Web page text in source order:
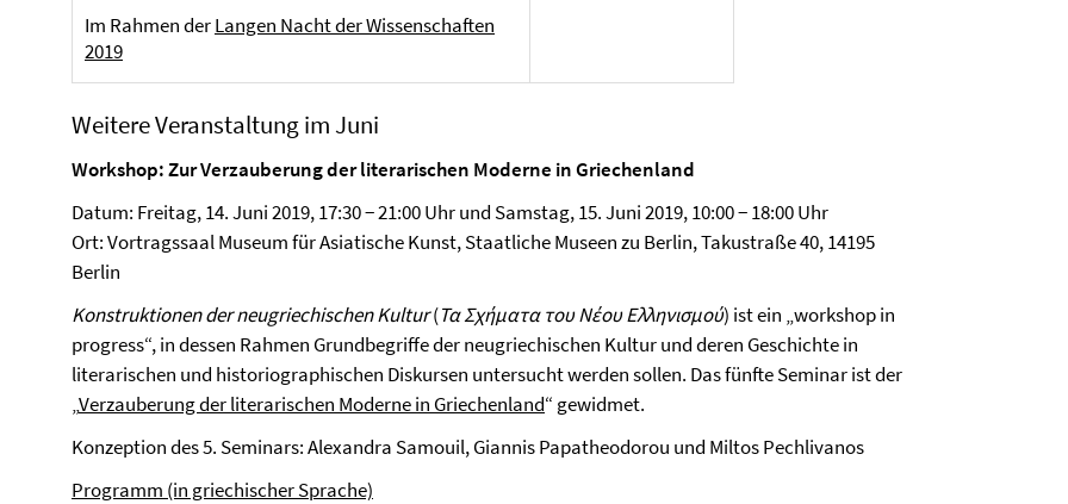
Im Rahmen derLangen Nacht der Wissenschaften
2019
Weitere Veranstaltung im Juni
Workshop: Zur Verzauberung der literarischen Moderne in Griechenland
Datum: Freitag, 14. Juni 2019, 17:30 − 21:00 Uhr und Samstag, 15. Juni 2019, 10:00 − 18:00 Uhr
Ort: Vortragssaal Museum für Asiatische Kunst, Staatliche Museen zu Berlin, Takustraße 40, 14195
Berlin
Konstruktionen der neugriechischen Kultur(Τα Σχήματα του Νέου Ελληνισμού) ist ein „workshop in
progress“, in dessen Rahmen Grundbegriffe der neugriechischen Kultur und deren Geschichte in
literarischen und historiographischen Diskursen untersucht werden sollen. Das fünfte Seminar ist der
„Verzauberung der literarischen Moderne in Griechenland“ gewidmet.
Konzeption des 5. Seminars: Alexandra Samouil, Giannis Papatheodorou und Miltos Pechlivanos
Programm (in griechischer Sprache)